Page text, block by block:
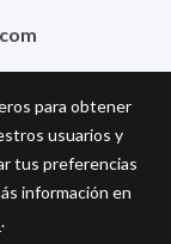
para obtener
usuarios y
tus preferencias
información en
.